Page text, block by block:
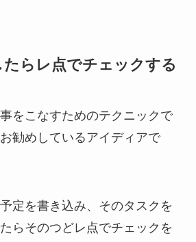
らレ点でチェックする
をこなすためのテクニックで
勧めしているアイディアで
定を書き込み、そのタスクを
らそのつどレ点でチェックを